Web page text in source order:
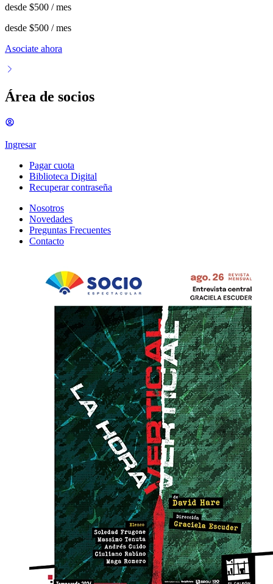
desde $500 / mes
desde $500 / mes
Asociate ahora
Área de socios
Ingresar
Pagar cuota
Biblioteca Digital
Recuperar contraseña
Nosotros
Novedades
Preguntas Frecuentes
Contacto